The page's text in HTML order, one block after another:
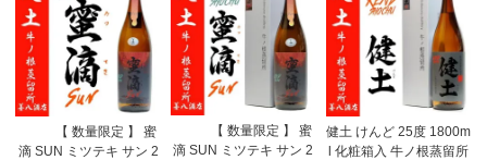
【 数量限定 】 蜜
滴 SUN ミツテキ サン 2
【 数量限定 】 蜜
滴 SUN ミツテキ サン 2
健土 けんど 25度 1800m
l 化粧箱入 牛ノ根蒸留所